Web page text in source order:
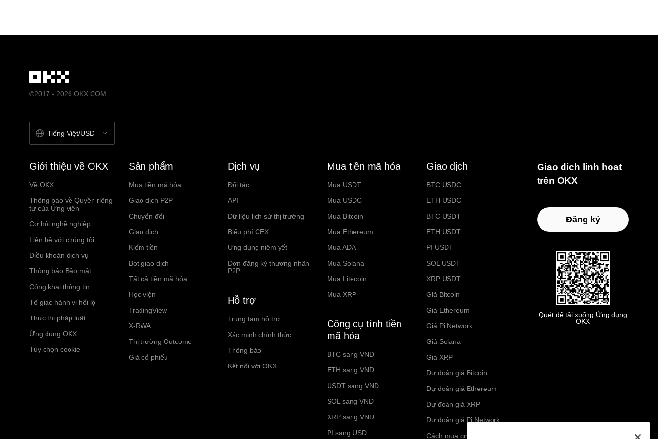
©2017 - 2026 OKX.COM
Tiếng Việt/USD
Giới thiệu về OKX
Về OKX
Thông báo về Quyền riêng
tư của Ứng viên
Cơ hội nghề nghiệp
Liên hệ với chúng tôi
Điều khoản dịch vụ
Thông báo Bảo mật
Công khai thông tin
Tố giác hành vi hối lộ
Thực thi pháp luật
Ứng dụng OKX
Tùy chọn cookie
Sản phẩm
Mua tiền mã hóa
Giao dịch P2P
Chuyển đổi
Giao dịch
Kiếm tiền
Bot giao dịch
Tất cả tiền mã hóa
Học viện
TradingView
X-RWA
Thị trường Outcome
Giá cổ phiếu
Dịch vụ
Đối tác
API
Dữ liệu lịch sử thị trường
Biểu phí CEX
Ứng dụng niêm yết
Đơn đăng ký thương nhân
P2P
Hỗ trợ
Trung tâm hỗ trợ
Xác minh chính thức
Thông báo
Kết nối với OKX
Mua tiền mã hóa
Mua USDT
Mua USDC
Mua Bitcoin
Mua Ethereum
Mua ADA
Mua Solana
Mua Litecoin
Mua XRP
Công cụ tính tiền
mã hóa
BTC sang VND
ETH sang VND
USDT sang VND
SOL sang VND
XRP sang VND
PI sang USD
Giao dịch
BTC USDC
ETH USDC
BTC USDT
ETH USDT
PI USDT
SOL USDT
XRP USDT
Giá Bitcoin
Giá Ethereum
Giá Pi Network
Giá Solana
Giá XRP
Dự đoán giá Bitcoin
Dự đoán giá Ethereum
Dự đoán giá XRP
Dự đoán giá Pi Network
Cách mua crypto
Giao dịch linh hoạt
trên OKX
Đăng ký
Quét để tải xuống Ứng dụng
OKX